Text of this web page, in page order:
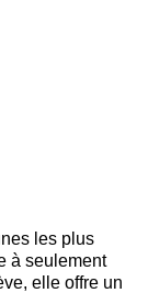
les plus
à seulement
elle offre un